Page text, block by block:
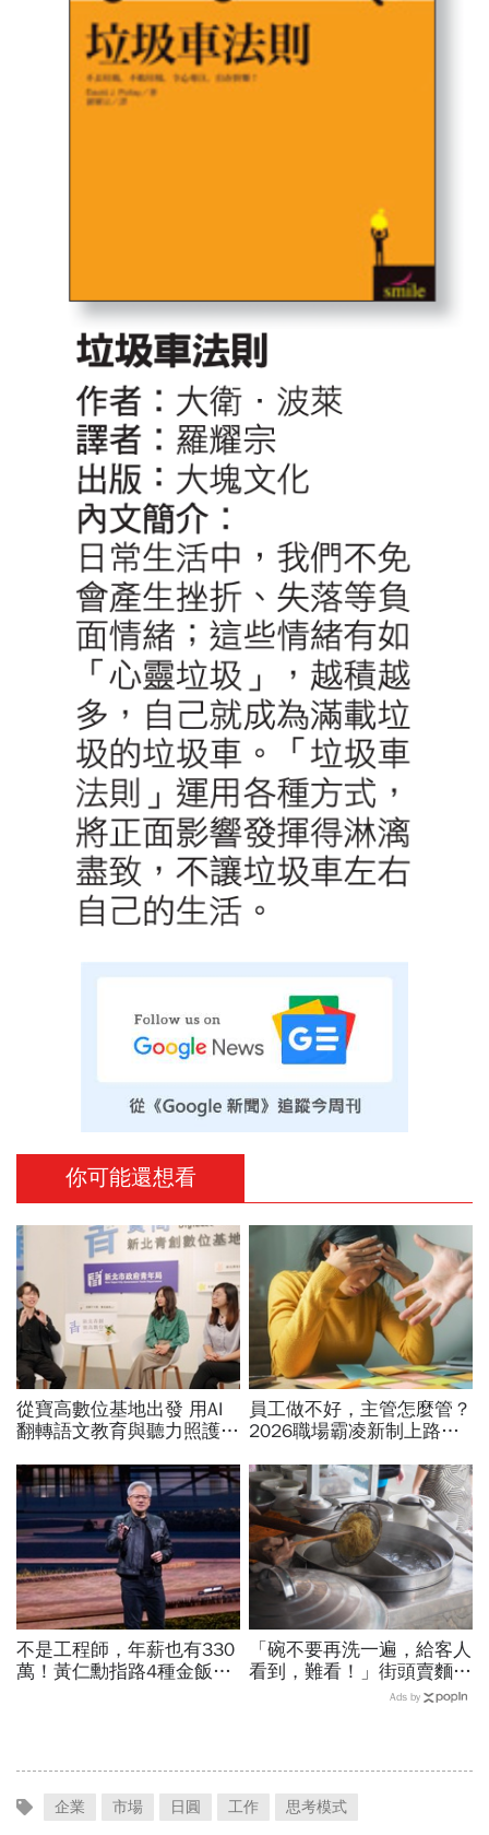
你可能還想看
從寶高數位基地出發 用AI
翻轉語文教育與聽力照護，
員工做不好，主管怎麼管？
2026職場霸凌新制上路，
「霸凌」的3條安全邊界
不是工程師，年薪也有330
萬！黃仁勳指路4種金飯
「碗不要再洗一遍，給客人
看到，難看！」街頭賣麵
30年的攤販父親，用身教
Ads by
企業 市場 日圓 工作 思考模式